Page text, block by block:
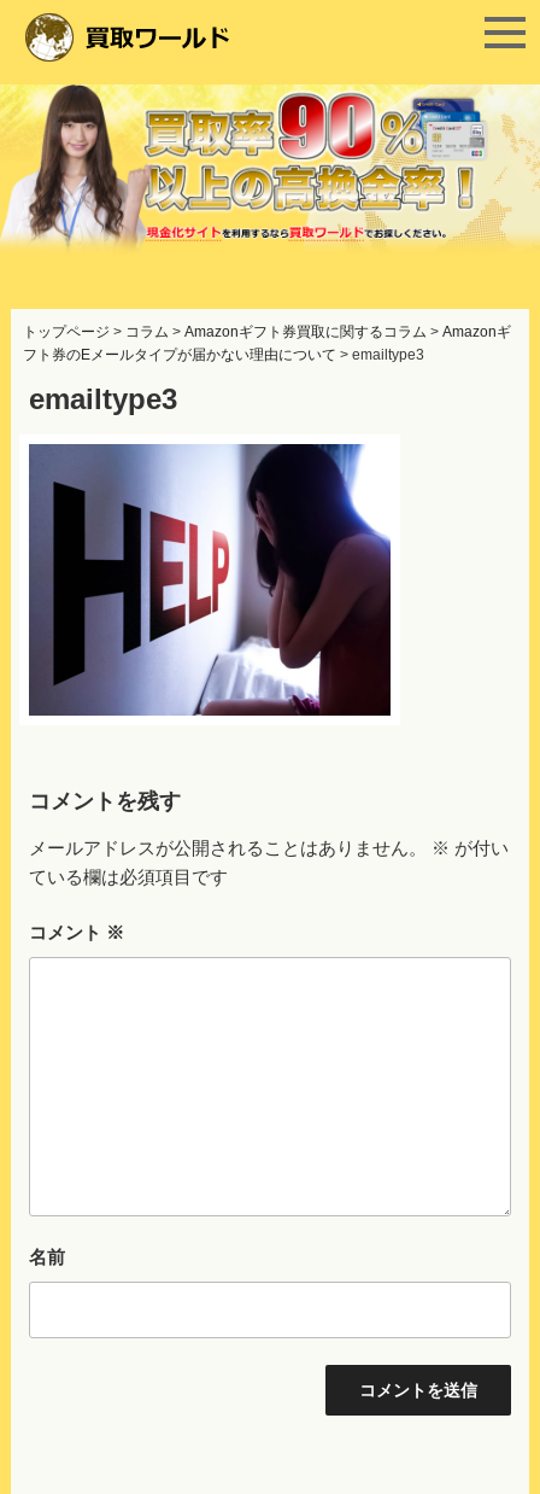
ン
トップページ > コラム > Amazonギフト券買取に関するコラム > Amazonギ
フト券のEメールタイプが届かない理由について > emailtype3
emailtype3
コメントを残す
メールアドレスが公開されることはありません。 ※ が付い
ている欄は必須項目です
コメント ※
名前